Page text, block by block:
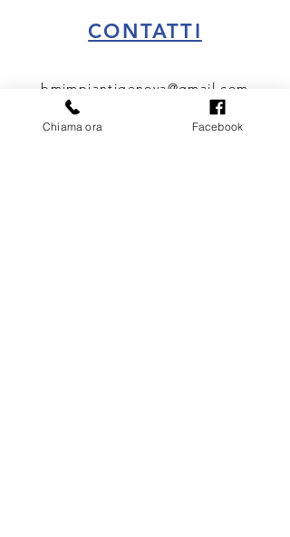
CONTATTI
bmimpiantigenova@gmail.com
3405807479
Chiama ora Facebook